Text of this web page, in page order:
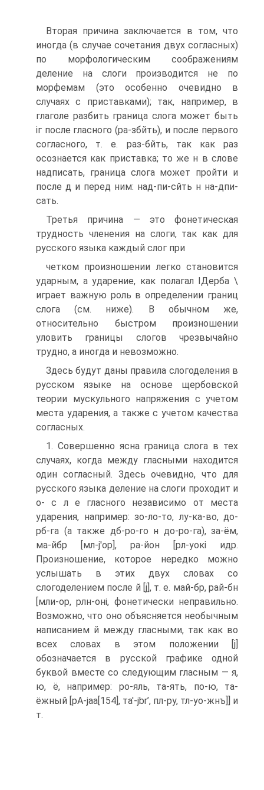
Вторая причина заключается в том, что
иногда (в случае сочетания двух согласных)
по морфологическим соображениям
деление на слоги производится не по
морфемам (это особенно очевидно в
случаях с приставками); так, например, в
глаголе разбить граница слога может быть
іг после гласного (ра-збйть), и после первого
согласного, т. е. раз-бйть, так как раз
осознается как приставка; то же н в слове
надписать, граница слога может пройти и
после д и перед ним: над-пи-сйть н на-дпи-
сать.
Третья причина — это фонетическая
трудность членения на слоги, так как для
русского языка каждый слог при
четком произношении легко становится
ударным, а ударение, как полагал ІДерба \
играет важную роль в определении границ
слога (см. ниже). В обычном же,
относительно быстром произношении
уловить границы слогов чрезвычайно
трудно, а иногда и невозможно.
Здесь будут даны правила слогоделения в
русском языке на основе щербовской
теории мускульного напряжения с учетом
места ударения, а также с учетом качества
согласных.
1. Совершенно ясна граница слога в тех
случаях, когда между гласными находится
один согласный. Здесь очевидно, что для
русского языка деление на слоги проходит и
о- с л е гласного независимо от места
ударения, например: зо-ло-то, лу-ка-во, до-
рб-га (а также дб-ро-го н до-ро-га), за-ём,
ма-йбр [мл-j'op], ра-йон [рл-уокі идр.
Произношение, которое нередко можно
услышать в этих двух словах со
слогоделением после й [j], т. е. май-бр, рай-бн
[мли-ор, рлн-оні, фонетически неправильно.
Возможно, что оно объясняется необычным
написанием й между гласными, так как во
всех словах в этом положении [j]
обозначается в русской графике одной
буквой вместе со следующим гласным — я,
ю, ё, например: ро-яль, та-ять, по-ю, та-
ёжный [pA-jaa[154], та'-jbr’, пл-ру, тл-уо-жнъ]] и
т.